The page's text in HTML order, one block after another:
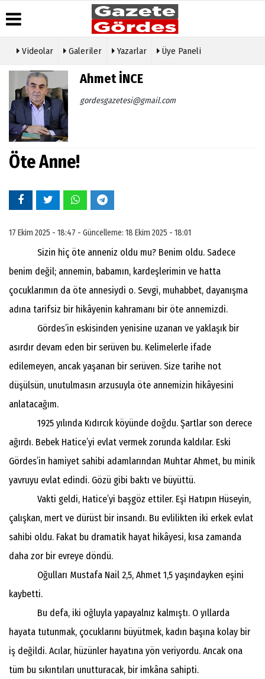
Üye Paneli
Haber
Arşivi
Gazete
Arşivi
Günün
Haberleri
Durumu
Gazete
Video
Videolar Galeriler Yazarlar Üye Paneli
Ahmet İNCE
gordesgazetesi@gmail.com
Öte Anne!
17 Ekim 2025 - 18:47 - Güncelleme: 18 Ekim 2025 - 18:01
Sizin hiç öte anneniz oldu mu? Benim oldu. Sadece
benim değil; annemin, babamın, kardeşlerimin ve hatta
çocuklarımın da öte annesiydi o. Sevgi, muhabbet, dayanışma
adına tarifsiz bir hikâyenin kahramanı bir öte annemizdi.
Gördes’in eskisinden yenisine uzanan ve yaklaşık bir
asırdır devam eden bir serüven bu. Kelimelerle ifade
edilemeyen, ancak yaşanan bir serüven. Size tarihe not
düşülsün, unutulmasın arzusuyla öte annemizin hikâyesini
anlatacağım.
1925 yılında Kıdırcık köyünde doğdu. Şartlar son derece
ağırdı. Bebek Hatice’yi evlat vermek zorunda kaldılar. Eski
Gördes’in hamiyet sahibi adamlarından Muhtar Ahmet, bu minik
yavruyu evlat edindi. Gözü gibi baktı ve büyüttü.
Vakti geldi, Hatice’yi başgöz ettiler. Eşi Hatıpın Hüseyin,
çalışkan, mert ve dürüst bir insandı. Bu evlilikten iki erkek evlat
sahibi oldu. Fakat bu dramatik hayat hikâyesi, kısa zamanda
daha zor bir evreye döndü.
Oğulları Mustafa Nail 2,5, Ahmet 1,5 yaşındayken eşini
kaybetti.
Bu defa, iki oğluyla yapayalnız kalmıştı. O yıllarda
hayata tutunmak, çocuklarını büyütmek, kadın başına kolay bir
iş değildi. Acılar, hüzünler hayatına yön veriyordu. Ancak ona
tüm bu sıkıntıları unutturacak, bir imkâna sahipti.